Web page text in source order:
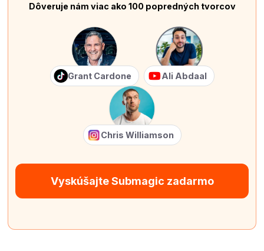
Dôveruje nám viac ako 100 popredných tvorcov
Grant Cardone Ali Abdaal
Chris Williamson
Vyskúšajte Submagic zadarmo